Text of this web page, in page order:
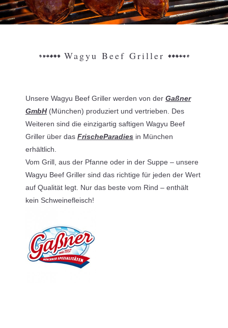
Wagyu Beef Griller
Unsere Wagyu Beef Griller werden von der Gaßner
GmbH(München) produziert und vertrieben. Des
Weiteren sind die einzigartig saftigen Wagyu Beef
Griller über das FrischeParadies in München
erhältlich.
Vom Grill, aus der Pfanne oder in der Suppe – unsere
Wagyu Beef Griller sind das richtige für jeden der Wert
auf Qualität legt. Nur das beste vom Rind – enthält
kein Schweinefleisch!